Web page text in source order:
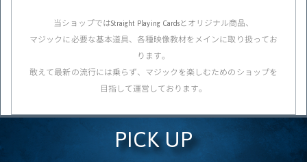
当ショップではStraight Playing Cardsとオリジナル商品、
マジックに必要な基本道具、各種映像教材をメインに取り扱ってお
ります。
敢えて最新の流行には乗らず、マジックを楽しむためのショップを
目指して運営しております。
PICK UP